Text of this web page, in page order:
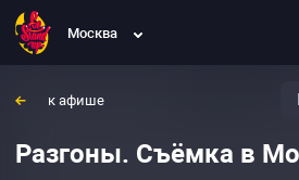
Москва
к афише
Разгоны. Съёмка в